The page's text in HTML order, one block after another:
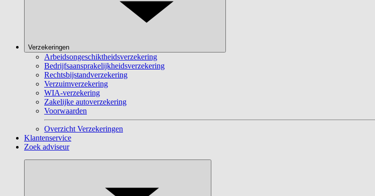
Verzekeringen
Arbeidsongeschiktheidsverzekering
Bedrijfsaansprakelijkheidsverzekering
Rechtsbijstandverzekering
Verzuimverzekering
WIA-verzekering
Zakelijke autoverzekering
Voorwaarden
Overzicht Verzekeringen
Klantenservice
Zoek adviseur